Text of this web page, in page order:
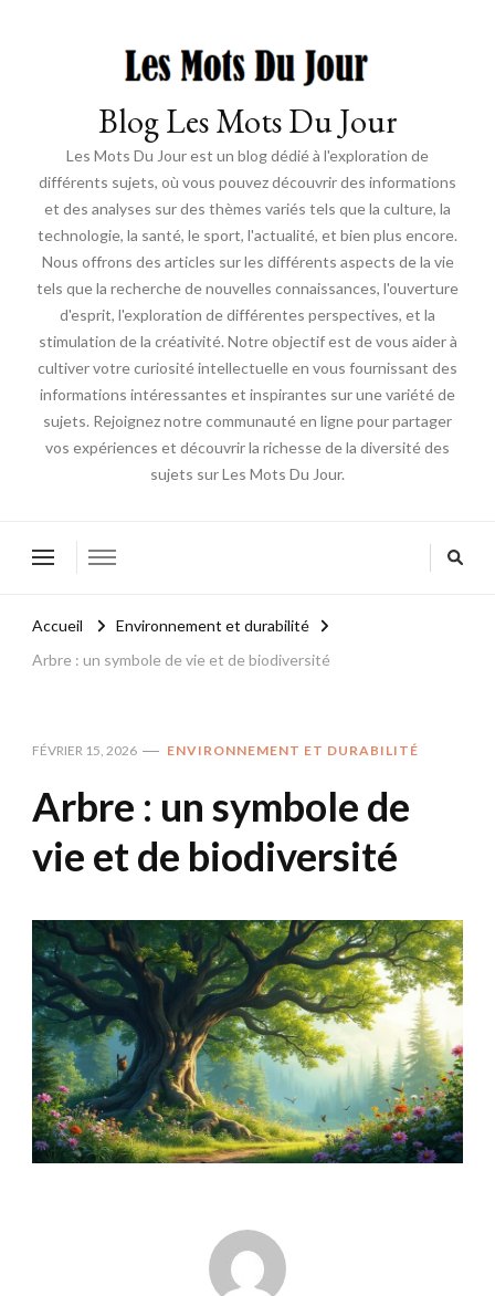
Blog Les Mots Du Jour
Les Mots Du Jour est un blog dédié à l'exploration de
différents sujets, où vous pouvez découvrir des informations
et des analyses sur des thèmes variés tels que la culture, la
technologie, la santé, le sport, l'actualité, et bien plus encore.
Nous offrons des articles sur les différents aspects de la vie
tels que la recherche de nouvelles connaissances, l'ouverture
d'esprit, l'exploration de différentes perspectives, et la
stimulation de la créativité. Notre objectif est de vous aider à
cultiver votre curiosité intellectuelle en vous fournissant des
informations intéressantes et inspirantes sur une variété de
sujets. Rejoignez notre communauté en ligne pour partager
vos expériences et découvrir la richesse de la diversité des
sujets sur Les Mots Du Jour.
Accueil
Environnement et durabilité
Arbre : un symbole de vie et de biodiversité
FÉVRIER 15, 2026 ENVIRONNEMENT ET DURABILITÉ
Arbre : un symbole de
vie et de biodiversité